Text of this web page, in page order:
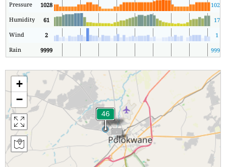
Pressure 1028 1025
Humidity
61
17
Wind
2
1
Rain
9999 9999
+
−